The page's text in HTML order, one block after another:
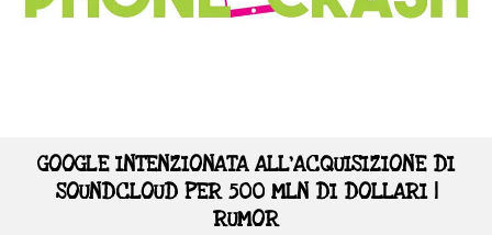
GOOGLE INTENZIONATA ALL’ACQUISIZIONE DI
SOUNDCLOUD PER 500 MLN DI DOLLARI |
RUMOR